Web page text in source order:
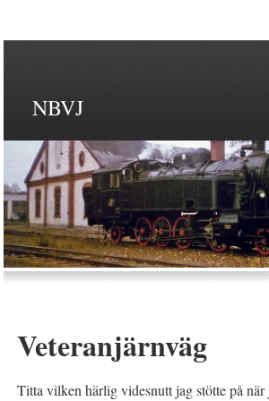
NBVJ
Veteranjärnväg
Titta vilken härlig videsnutt jag stötte på när